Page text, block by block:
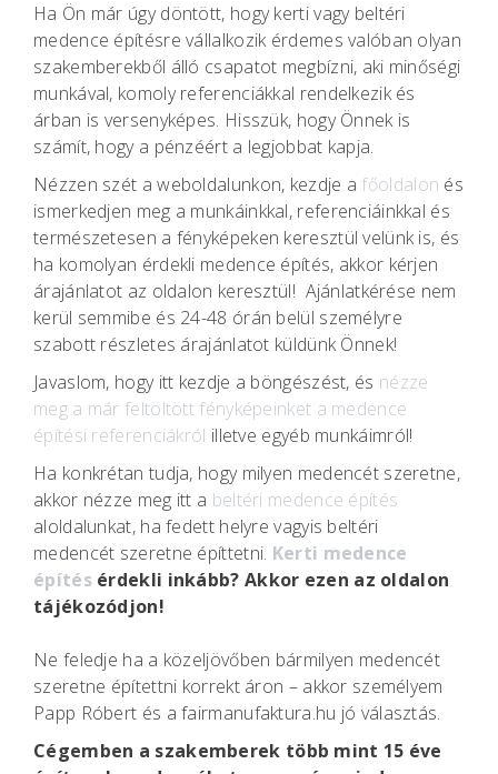
Ha Ön már úgy döntött, hogy kerti vagy beltéri
medence építésre vállalkozik érdemes valóban olyan
szakemberekből álló csapatot megbízni, aki minőségi
munkával, komoly referenciákkal rendelkezik és
árban is versenyképes. Hisszük, hogy Önnek is
számít, hogy a pénzéért a legjobbat kapja.
Nézzen szét a weboldalunkon, kezdje a főoldalon és
ismerkedjen meg a munkáinkkal, referenciáinkkal és
természetesen a fényképeken keresztül velünk is, és
ha komolyan érdekli medence építés, akkor kérjen
árajánlatot az oldalon keresztül! Ajánlatkérése nem
kerül semmibe és 24-48 órán belül személyre
szabott részletes árajánlatot küldünk Önnek!
Javaslom, hogy itt kezdje a böngészést, és nézze
meg a már feltöltött fényképeinket a medence
építési referenciákról illetve egyéb munkáimról!
Ha konkrétan tudja, hogy milyen medencét szeretne,
akkor nézze meg itt a beltéri medence építés
aloldalunkat, ha fedett helyre vagyis beltéri
medencét szeretne építtetni. Kerti medence
építésérdekli inkább? Akkor ezen az oldalon
tájékozódjon!
Ne feledje ha a közeljövőben bármilyen medencét
szeretne építettni korrekt áron – akkor személyem
Papp Róbert és a fairmanufaktura.hu jó választás.
Cégemben a szakemberek több mint 15 éve